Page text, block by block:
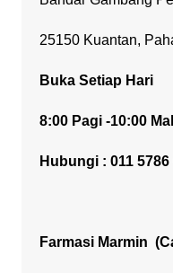
25150 Kuantan,
Buka Setiap Hari
8:00 Pagi -10:00
Hubungi : 011 5786
Farmasi Marmin